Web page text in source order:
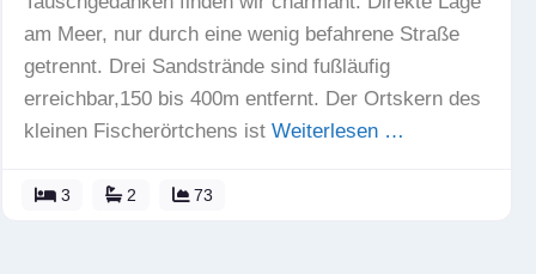
am Meer, nur durch eine wenig befahrene Straße
getrennt. Drei Sandstrände sind fußläufig
erreichbar,150 bis 400m entfernt. Der Ortskern des
kleinen Fischerörtchens ist Weiterlesen …
3 2 73